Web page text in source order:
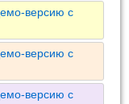
версию с
версию с
версию с